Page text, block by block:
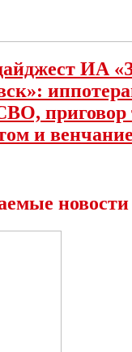
ИА
приговор
и
новости